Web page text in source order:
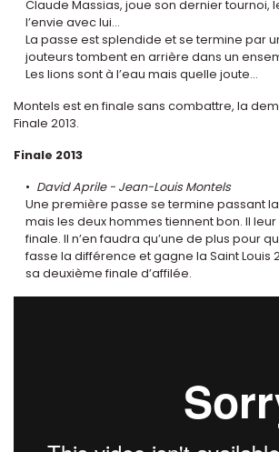
Claude Massias, joue son dernier tournoi,
l’envie avec lui...
La passe est splendide et se termine par
jouteurs tombent en arrière dans un
Les lions sont à l’eau mais quelle joute...
Montels est en finale sans combattre, la
Finale 2013.
Finale 2013
David Aprile - Jean-Louis Montels
Une première passe se termine passant
mais les deux hommes tiennent bon. Il
finale. Il n’en faudra qu’une de plus pour
fasse la différence et gagne la Saint Louis
sa deuxième finale d’affilée.